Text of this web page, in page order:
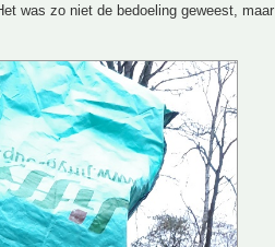
was zo niet de bedoeling geweest, maar